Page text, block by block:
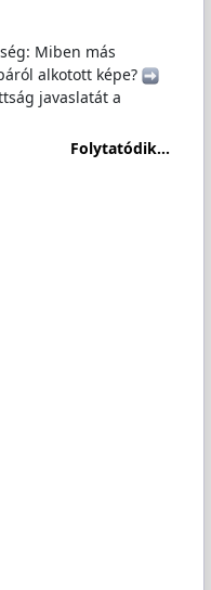
Miben más
alkotott képe?
️
javaslatát a
Folytatódik...